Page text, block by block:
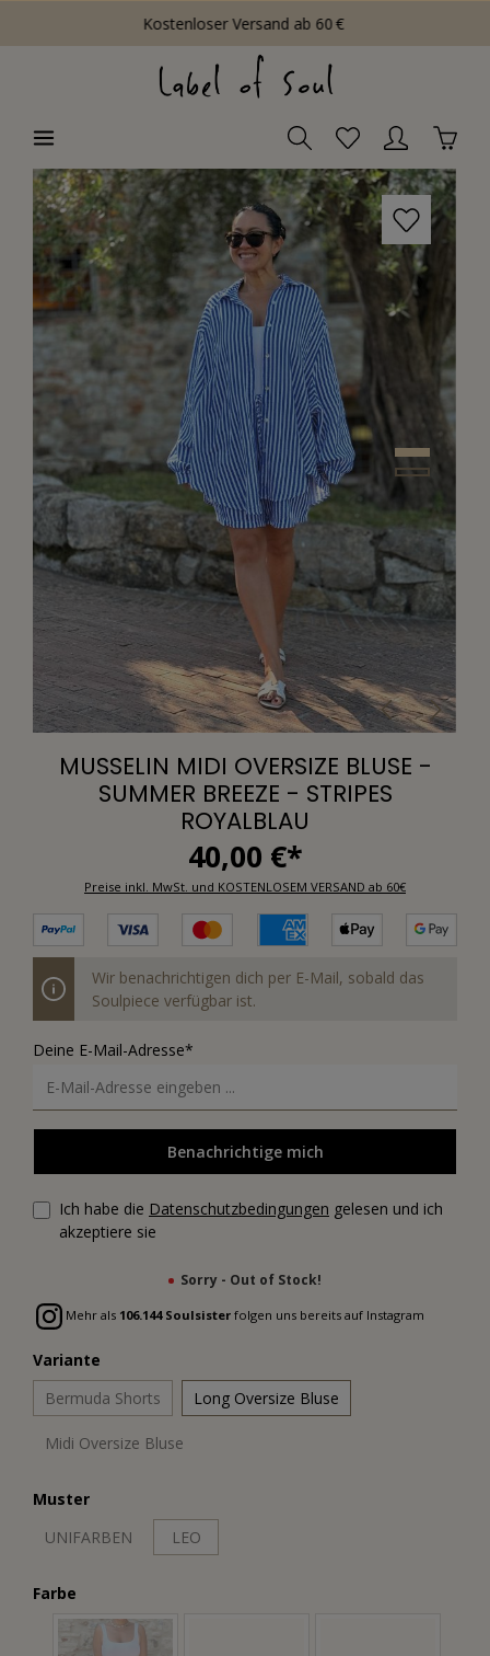
Kostenloser Versand ab 60 €
MUSSELIN MIDI OVERSIZE BLUSE -
SUMMER BREEZE - STRIPES
ROYALBLAU
40,00 €*
Preise inkl. MwSt. und KOSTENLOSEM VERSAND ab 60€
Wir benachrichtigen dich per E-Mail, sobald das
Soulpiece verfügbar ist.
Deine E-Mail-Adresse*
Benachrichtige mich
Ich habe die Datenschutzbedingungen gelesen und ich
akzeptiere sie
Sorry - Out of Stock!
Mehr als 106.144 Soulsisterfolgen uns bereits auf Instagram
Variante
Bermuda Shorts
Long Oversize Bluse
Midi Oversize Bluse
Muster
UNIFARBEN
LEO
Farbe